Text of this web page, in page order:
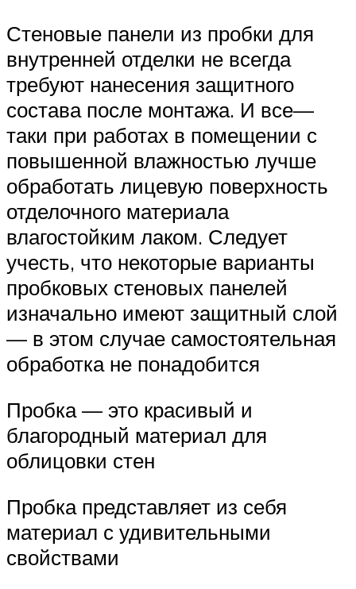
Стеновые панели из пробки для
внутренней отделки не всегда
требуют нанесения защитного
состава после монтажа. И все—
таки при работах в помещении с
повышенной влажностью лучше
обработать лицевую поверхность
отделочного материала
влагостойким лаком. Следует
учесть, что некоторые варианты
пробковых стеновых панелей
изначально имеют защитный слой
— в этом случае самостоятельная
обработка не понадобится
Пробка — это красивый и
благородный материал для
облицовки стен
Пробка представляет из себя
материал с удивительными
свойствами